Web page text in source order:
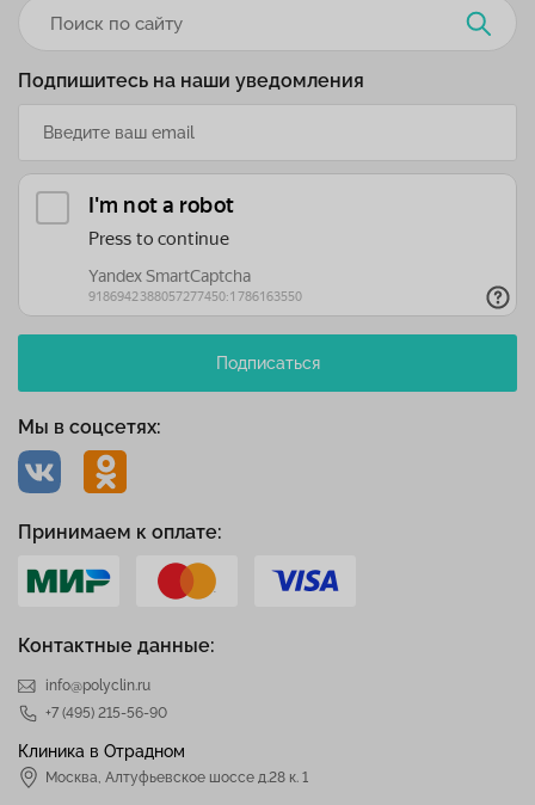
Контактные данные:
info@polyclin.ru
+7 (495) 215-56-90
Клиника в Отрадном
Москва, Алтуфьевское шоссе д.28 к. 1
Мы в соцсетях:
Подпишитесь на наши уведомления
Подписаться
Принимаем к оплате: